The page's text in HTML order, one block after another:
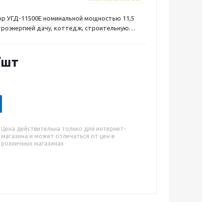
УГД-11500Е номинальной мощностью 11,5
дачу, коттедж, строительную
бригадам. Функция электрозапуска
генератор поворотом ключа.
Цена действительна только для интернет-
магазина и может отличаться от цен в
розничных магазинах